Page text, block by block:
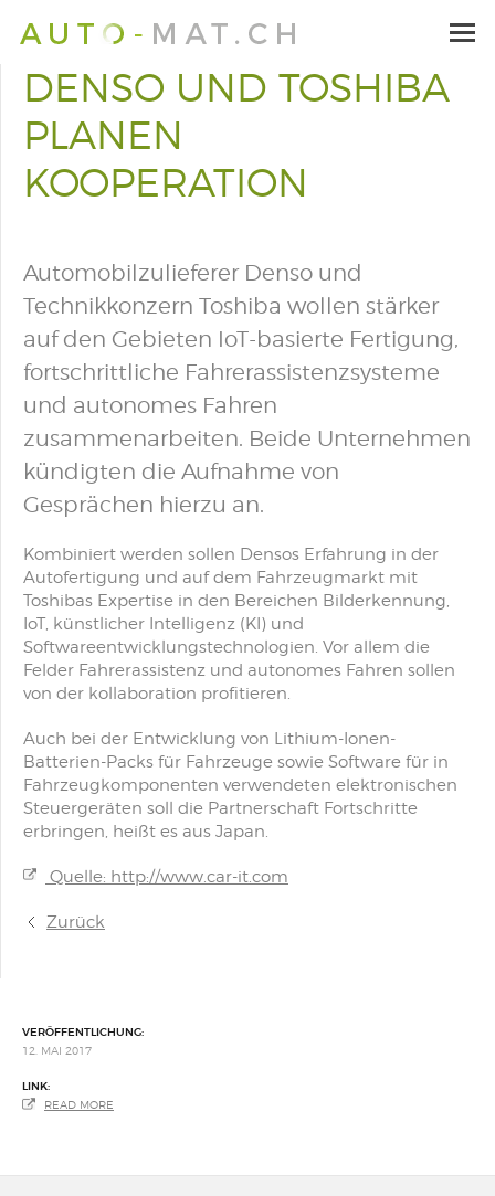
DENSO UND TOSHIBA
PLANEN
KOOPERATION
Automobilzulieferer Denso und
Technikkonzern Toshiba wollen stärker
auf den Gebieten IoT-basierte Fertigung,
fortschrittliche Fahrerassistenzsysteme
und autonomes Fahren
zusammenarbeiten. Beide Unternehmen
kündigten die Aufnahme von
Gesprächen hierzu an.
Kombiniert werden sollen Densos Erfahrung in der
Autofertigung und auf dem Fahrzeugmarkt mit
Toshibas Expertise in den Bereichen Bilderkennung,
IoT, künstlicher Intelligenz (KI) und
Softwareentwicklungstechnologien. Vor allem die
Felder Fahrerassistenz und autonomes Fahren sollen
von der kollaboration profitieren.
Auch bei der Entwicklung von Lithium-Ionen-
Batterien-Packs für Fahrzeuge sowie Software für in
Fahrzeugkomponenten verwendeten elektronischen
Steuergeräten soll die Partnerschaft Fortschritte
erbringen, heißt es aus Japan.
Quelle: http://www.car-it.com
Zurück
VERÖFFENTLICHUNG:
12. MAI 2017
LINK:
READ MORE